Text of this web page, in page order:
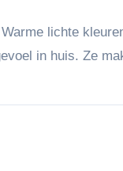
Warme lichte
in huis. Ze